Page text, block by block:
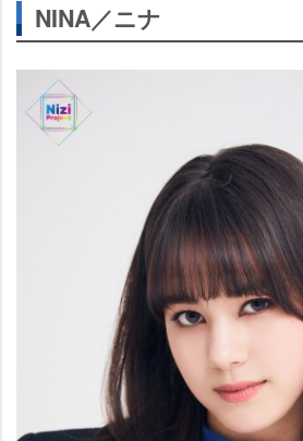
NINA／ニナ